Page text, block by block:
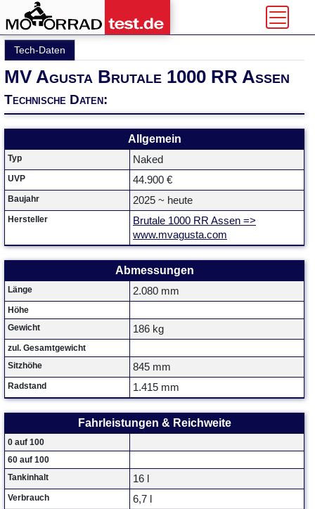
Tech-Daten
MV Agusta Brutale 1000 RR Assen
Technische Daten:
Allgemein
Typ Naked
UVP 44.900 €
Baujahr 2025 ~ heute
Hersteller
Brutale 1000 RR Assen =>
www.mvagusta.com
Abmessungen
Länge 2.080 mm
Höhe
Gewicht
186 kg
zul. Gesamtgewicht
Sitzhöhe
845 mm
Radstand 1.415 mm
Fahrleistungen & Reichweite
0 auf 100
60 auf 100
Tankinhalt
16 l
Verbrauch 6,7 l